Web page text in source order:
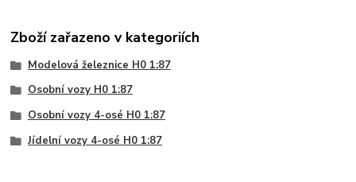
Zboží zařazeno v kategoriích
Modelová železnice H0 1:87
Osobní vozy H0 1:87
Osobní vozy 4-osé H0 1:87
Jídelní vozy 4-osé H0 1:87